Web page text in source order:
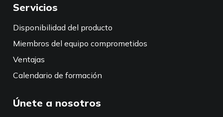
Servicios
Disponibilidad del producto
Miembros del equipo comprometidos
Ventajas
Calendario de formación
Únete a nosotros